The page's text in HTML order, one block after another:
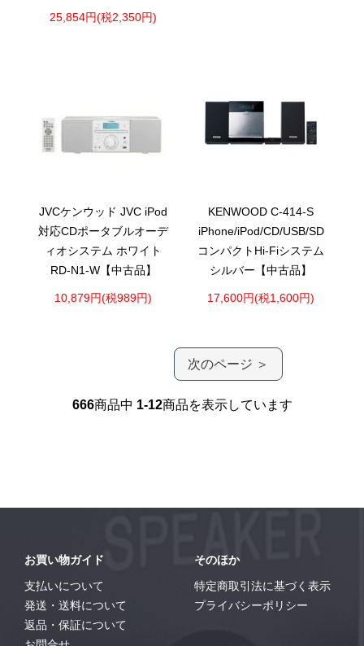
25,854円(税2,350円)
JVCケンウッド JVC iPod
対応CDポータブルオーデ
ィオシステム ホワイト
RD-N1-W【中古品】
10,879円(税989円)
KENWOOD C-414-S
iPhone/iPod/CD/USB/SD
コンパクトHi-Fiシステム
シルバー【中古品】
17,600円(税1,600円)
次のページ ＞
666商品中 1-12商品を表示しています
お買い物ガイド
支払いについて
発送・送料について
返品・保証について
そのほか
特定商取引法に基づく表示
プライバシーポリシー